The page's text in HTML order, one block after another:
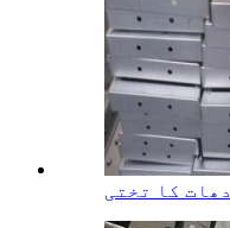
دھات کا تختی